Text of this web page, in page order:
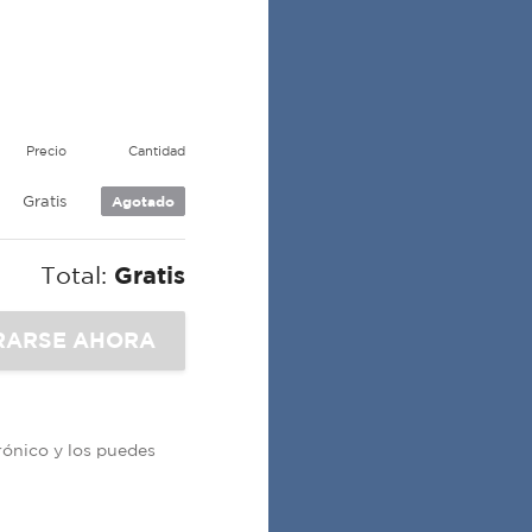
Precio Cantidad
Gratis Agotado
Total: Gratis
y los puedes